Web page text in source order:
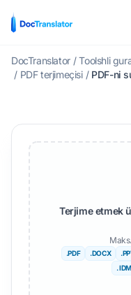
DocTranslator / Toolshli
/ PDF terjimeçisi / PDF-ni
Terjime etmek
.PDF .DOCX
.